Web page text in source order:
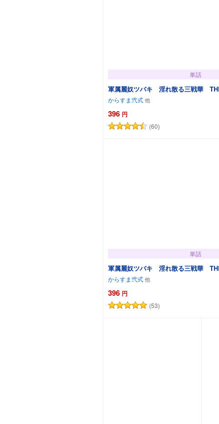
単話
軍属麗奴ツバキ 淫れ散る三戦華
からすま弐式
396 円
(60)
単話
軍属麗奴ツバキ 淫れ散る三戦華
からすま弐式
396 円
(53)